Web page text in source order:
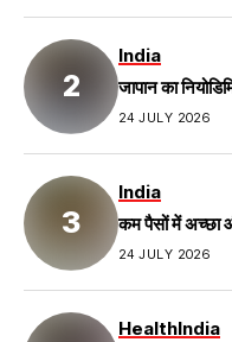
India
जापान का
24 JULY 2026
India
कम पैसों में अच्छा
24 JULY 2026
HealthIndia